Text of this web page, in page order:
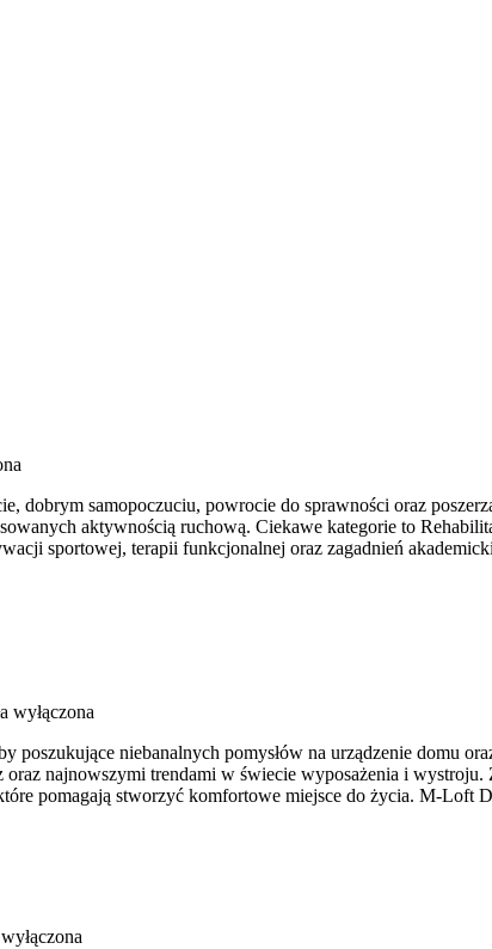
dobrym samopoczuciu, powrocie do sprawności oraz
aktywnością ruchową. Ciekawe kategorie to
sportowej, terapii funkcjonalnej oraz zagadnień
wyłączona
niebanalnych pomysłów na urządzenie domu
najnowszymi trendami w świecie wyposażenia i
pomagają stworzyć komfortowe miejsce do życia. M-Loft